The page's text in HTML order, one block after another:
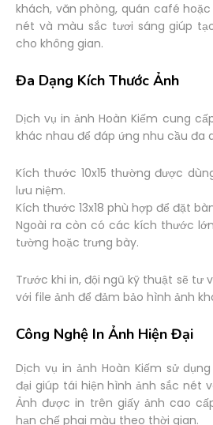
khách, văn phòng, quán café
nét và màu sắc tươi sáng giúp
cho không gian.
Đa Dạng Kích Thước Ảnh
Dịch vụ in ảnh Hoàn Kiếm cung
khác nhau để đáp ứng nhu cầu đa
Kích thước 10x15 thường được
lưu niệm.
Kích thước 13x18 phù hợp để đặt
Ngoài ra còn có các kích thước
tường hoặc trưng bày.
Trước khi in, đội ngũ kỹ thuật sẽ tư
với file ảnh để đảm bảo hình ảnh
Công Nghệ In Ảnh Hiện Đại
Dịch vụ in ảnh Hoàn Kiếm sử
đại giúp tái hiện hình ảnh sắc nét
Ảnh được in trên giấy ảnh cao
hạn chế phai màu theo thời gian.